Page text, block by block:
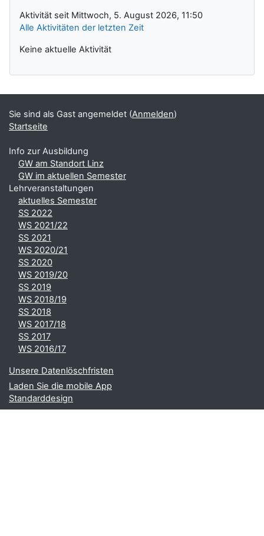
Aktivität seit Mittwoch, 5. August 2026, 11:50
Alle Aktivitäten der letzten Zeit
Keine aktuelle Aktivität
Sie sind als Gast angemeldet (Anmelden)
Startseite
Info zur Ausbildung
GW am Standort Linz
GW im aktuellen Semester
Lehrveranstaltungen
aktuelles Semester
SS 2022
WS 2021/22
SS 2021
WS 2020/21
SS 2020
WS 2019/20
SS 2019
WS 2018/19
SS 2018
WS 2017/18
SS 2017
WS 2016/17
Unsere Datenlöschfristen
Laden Sie die mobile App
Standarddesign